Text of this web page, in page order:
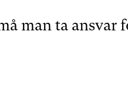
man ta ansvar